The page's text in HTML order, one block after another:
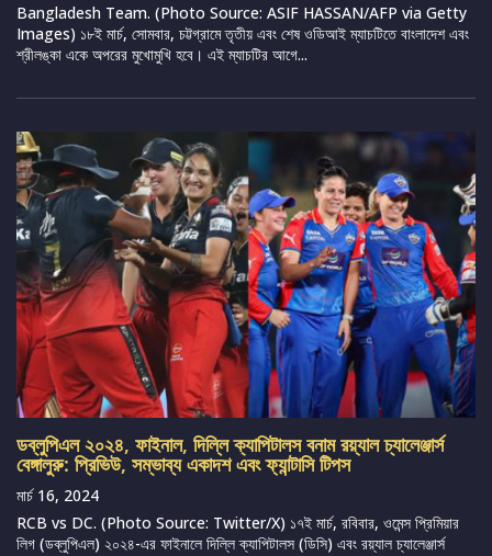
Bangladesh Team. (Photo Source: ASIF HASSAN/AFP via Getty
Images) ১৮ই মার্চ, সোমবার, চট্টগ্রামে তৃতীয় এবং শেষ ওডিআই ম্যাচটিতে বাংলাদেশ এবং
শ্রীলঙ্কা একে অপরের মুখোমুখি হবে। এই ম্যাচটির আগে...
ডব্লুপিএল ২০২৪, ফাইনাল, দিল্লি ক্যাপিটালস বনাম রয়্যাল চ্যালেঞ্জার্স
বেঙ্গালুরু: প্রিভিউ, সম্ভাব্য একাদশ এবং ফ্যান্টাসি টিপস
মার্চ 16, 2024
RCB vs DC. (Photo Source: Twitter/X) ১৭ই মার্চ, রবিবার, ওমেন্স প্রিমিয়ার
লিগ (ডব্লুপিএল) ২০২৪-এর ফাইনালে দিল্লি ক্যাপিটালস (ডিসি) এবং রয়্যাল চ্যালেঞ্জার্স